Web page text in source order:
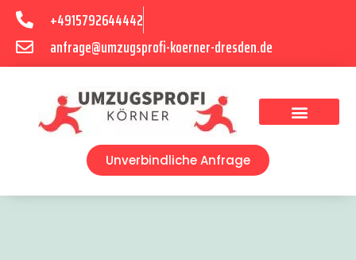
+4915792644442
anfrage@umzugsprofi-koerner-dresden.de
Unverbindliche Anfrage